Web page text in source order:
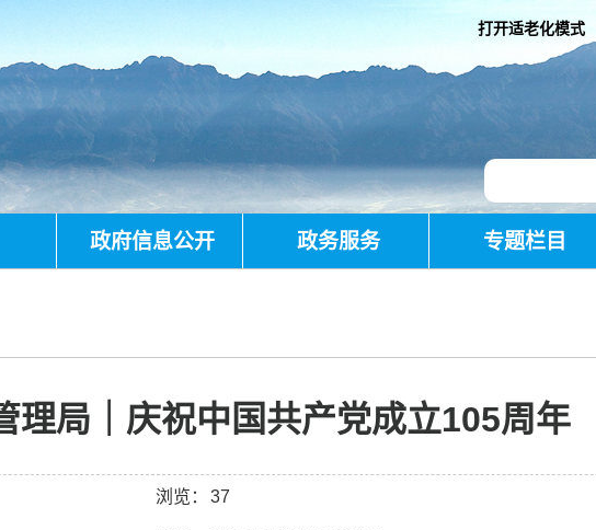
打开适老化模式
政府信息公开 政务服务 专题栏目
理局｜庆祝中国共产党成立105周年
37
浏览：